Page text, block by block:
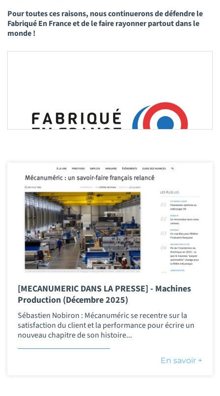
Pour toutes ces raisons, nous continuerons de défendre le
Fabriqué En France et de le faire rayonner partout dans le
monde !
[MECANUMERIC DANS LA PRESSE] - Machines
Production (Décembre 2025)
Sébastien Nobiron : Mécanuméric se recentre sur la
satisfaction du client et la performance pour écrire un
nouveau chapitre de son histoire...
En savoir +